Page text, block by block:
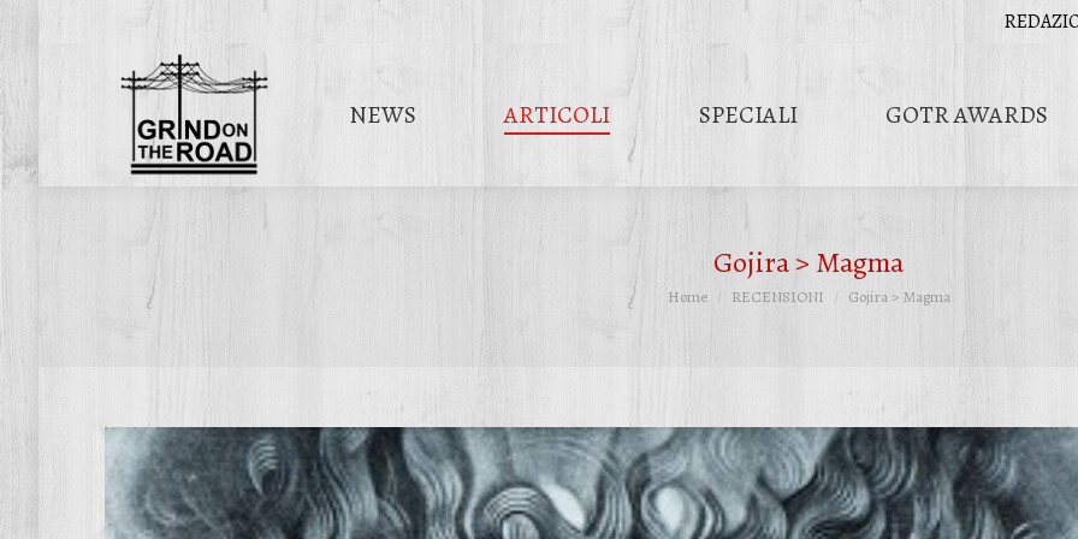
NEWS ARTICOLI SPECIALI GOTR AWARDS
Gojira > Magma
Tu sei qui:
Home RECENSIONI Gojira > Magma